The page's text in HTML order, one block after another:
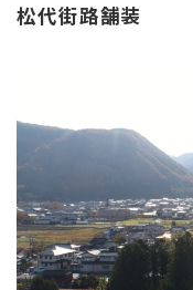
松代街路舗装